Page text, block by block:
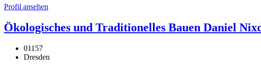
Profil ansehen
Ökologisches und Traditionelles Bauen Daniel
01157
Dresden